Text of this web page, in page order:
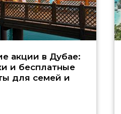
акции в Дубае:
и бесплатные
для семей и